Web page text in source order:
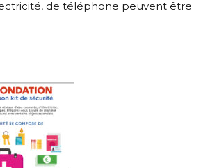
de téléphone peuvent être